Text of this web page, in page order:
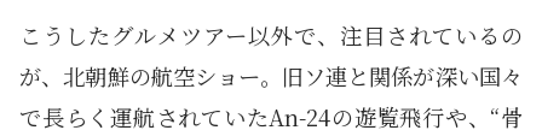
こうしたグルメツアー以外で、注目されているの
が、北朝鮮の航空ショー。旧ソ連と関係が深い国々
で長らく運航されていたAn-24の遊覧飛行や、“骨